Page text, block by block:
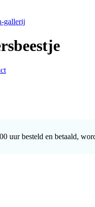
gallerij
uur besteld en betaald,